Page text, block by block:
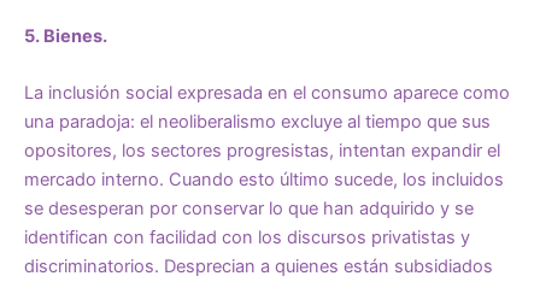
5. Bienes.
La inclusión social expresada en el consumo aparece como
una paradoja: el neoliberalismo excluye al tiempo que sus
opositores, los sectores progresistas, intentan expandir el
mercado interno. Cuando esto último sucede, los incluidos
se desesperan por conservar lo que han adquirido y se
identifican con facilidad con los discursos privatistas y
discriminatorios. Desprecian a quienes están subsidiados